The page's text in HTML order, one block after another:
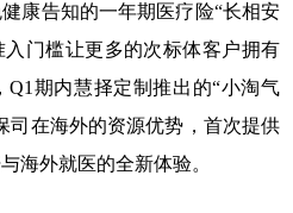
康告知的一年期医疗险“长相安
门槛让更多的次标体客户拥有
期内慧择定制推出的“小淘气
司在海外的资源优势，首次提供
海外就医的全新体验。